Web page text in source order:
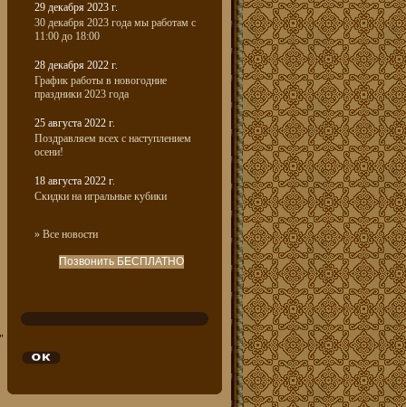
29 декабря 2023 г.
30 декабря 2023 года мы работам с
11:00 до 18:00
28 декабря 2022 г.
График работы в новогодние
праздники 2023 года
25 августа 2022 г.
Поздравляем всех с наступлением
осени!
18 августа 2022 г.
Скидки на игральные кубики
» Все новости
Позвонить БЕСПЛАТНО